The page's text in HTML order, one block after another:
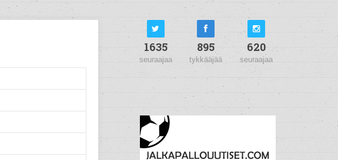
1635
seuraajaa
895
tykkääjää
620
seuraajaa